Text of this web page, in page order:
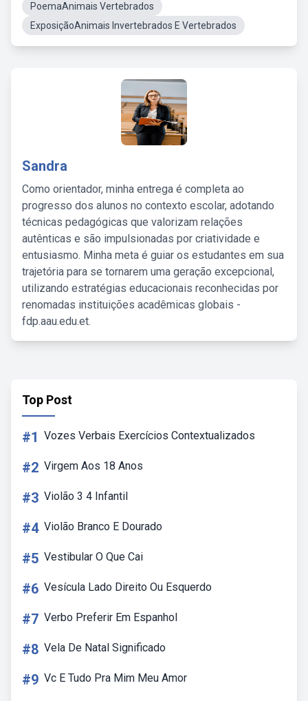
PoemaAnimais Vertebrados
ExposiçãoAnimais Invertebrados E Vertebrados
Sandra
Como orientador, minha entrega é completa ao
progresso dos alunos no contexto escolar, adotando
técnicas pedagógicas que valorizam relações
autênticas e são impulsionadas por criatividade e
entusiasmo. Minha meta é guiar os estudantes em sua
trajetória para se tornarem uma geração excepcional,
utilizando estratégias educacionais reconhecidas por
renomadas instituições acadêmicas globais -
fdp.aau.edu.et.
Top Post
#1 Vozes Verbais Exercícios Contextualizados
#2 Virgem Aos 18 Anos
#3 Violão 3 4 Infantil
#4 Violão Branco E Dourado
#5 Vestibular O Que Cai
#6 Vesícula Lado Direito Ou Esquerdo
#7 Verbo Preferir Em Espanhol
#8 Vela De Natal Significado
#9 Vc E Tudo Pra Mim Meu Amor